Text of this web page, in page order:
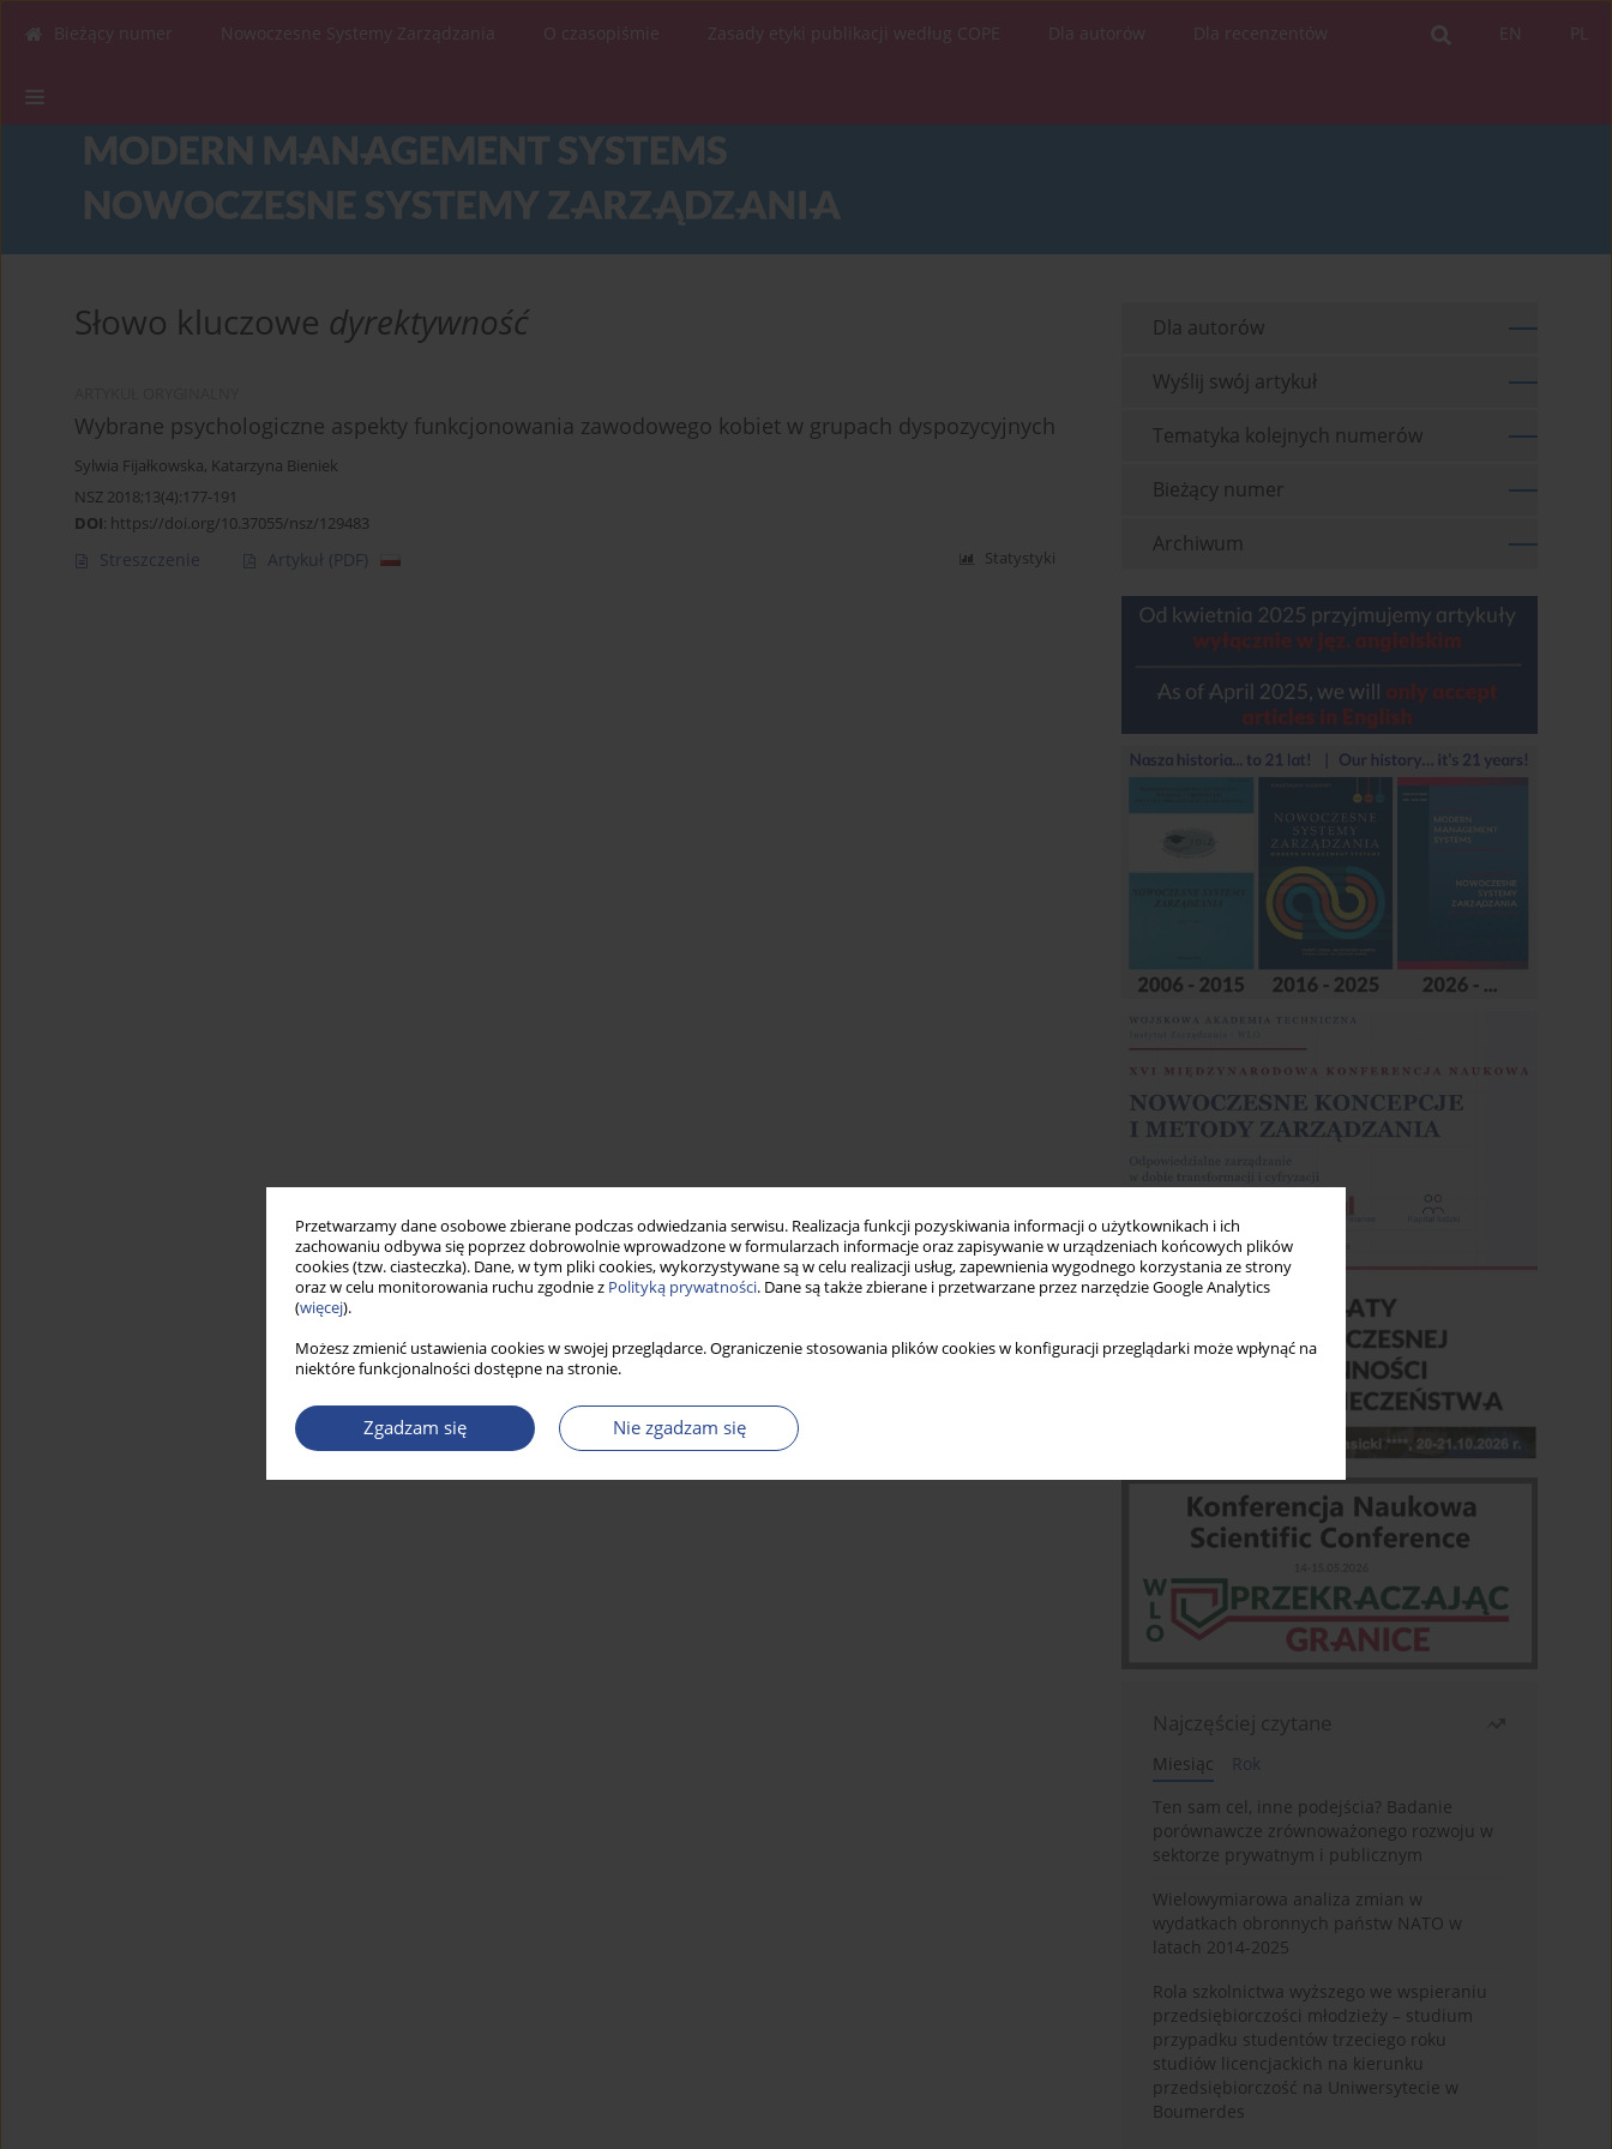
Przetwarzamy dane osobowe zbierane podczas odwiedzania serwisu. Realizacja funkcji pozyskiwania informacji o użytkownikach i ich
zachowaniu odbywa się poprzez dobrowolnie wprowadzone w formularzach informacje oraz zapisywanie w urządzeniach końcowych plików
cookies (tzw. ciasteczka). Dane, w tym pliki cookies, wykorzystywane są w celu realizacji usług, zapewnienia wygodnego korzystania ze strony
oraz w celu monitorowania ruchu zgodnie z Polityką prywatności. Dane są także zbierane i przetwarzane przez narzędzie Google Analytics
(więcej).
Możesz zmienić ustawienia cookies w swojej przeglądarce. Ograniczenie stosowania plików cookies w konfiguracji przeglądarki może wpłynąć na
niektóre funkcjonalności dostępne na stronie.
Zgadzam się Nie zgadzam się
PL
EN
Bieżący numer Nowoczesne Systemy Zarządzania O czasopiśmie Zasady etyki publikacji według COPE Dla autorów Dla recenzentów
Słowo kluczowe dyrektywność
Wybrane psychologiczne aspekty funkcjonowania zawodowego kobiet w grupach dyspozycyjnych
Sylwia Fijałkowska, Katarzyna Bieniek
NSZ 2018;13(4):177-191
DOI: https://doi.org/10.37055/nsz/129483
Streszczenie Artykuł (PDF) Statystyki
Dla autorów
Wyślij swój artykuł
Tematyka kolejnych numerów
Bieżący numer
Archiwum
Najczęściej czytane
Miesiąc
Rok
Ten sam cel, inne podejścia? Badanie
porównawcze zrównoważonego rozwoju w
sektorze prywatnym i publicznym
Wielowymiarowa analiza zmian w
wydatkach obronnych państw NATO w
latach 2014-2025
Rola szkolnictwa wyższego we wspieraniu
przedsiębiorczości młodzieży – studium
przypadku studentów trzeciego roku
studiów licencjackich na kierunku
przedsiębiorczość na Uniwersytecie w
Boumerdes